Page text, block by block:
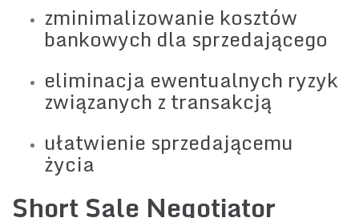
zminimalizowanie kosztów
bankowych dla sprzedającego
eliminacja ewentualnych ryzyk
związanych z transakcją
ułatwienie sprzedającemu
życia
Short Sale Negotiator